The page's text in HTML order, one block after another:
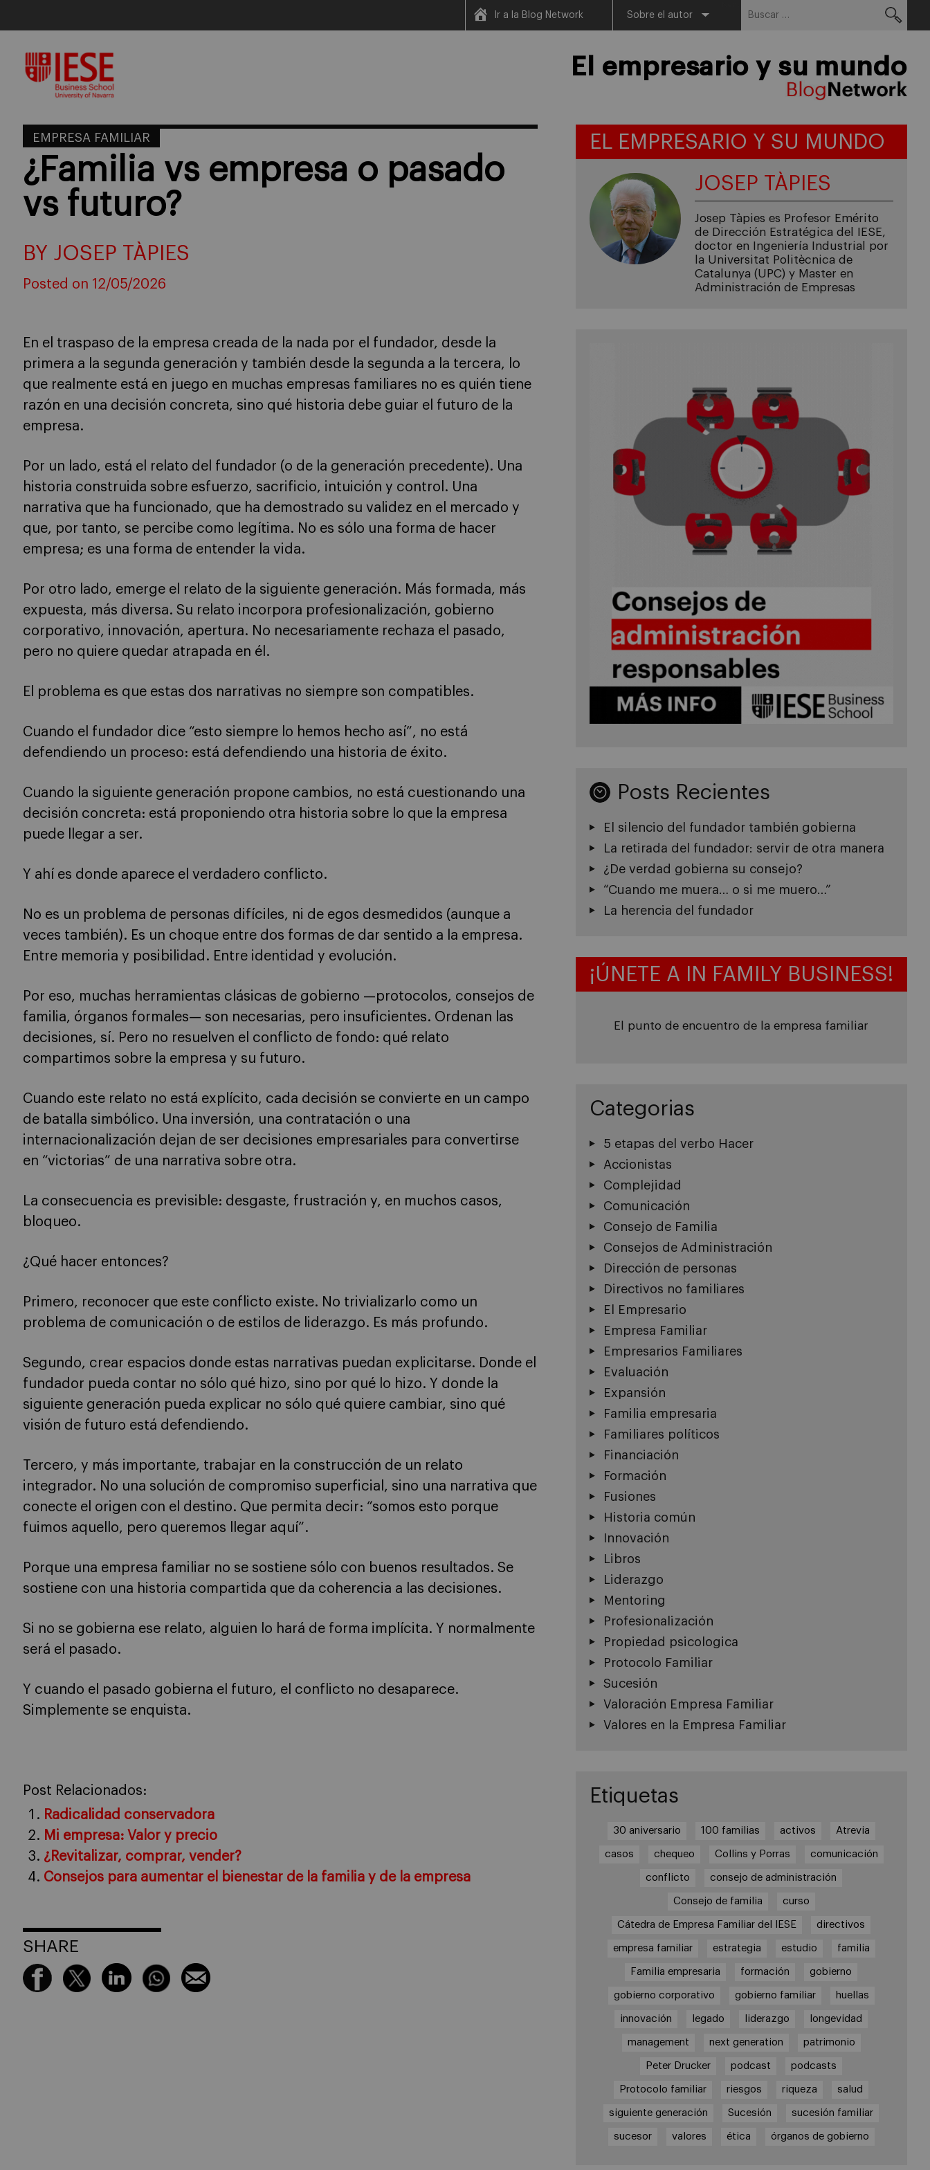
content
Ir a la Blog Network Sobre el autor
El empresario y su mundo
EMPRESA FAMILIAR
¿Familia vs empresa o pasado
vs futuro?
BY JOSEP TÀPIES
Posted on 12/05/2026
En el traspaso de la empresa creada de la nada por el fundador, desde la
primera a la segunda generación y también desde la segunda a la tercera, lo
que realmente está en juego en muchas empresas familiares no es quién tiene
razón en una decisión concreta, sino qué historia debe guiar el futuro de la
empresa.
Por un lado, está el relato del fundador (o de la generación precedente). Una
historia construida sobre esfuerzo, sacrificio, intuición y control. Una
narrativa que ha funcionado, que ha demostrado su validez en el mercado y
que, por tanto, se percibe como legítima. No es sólo una forma de hacer
empresa; es una forma de entender la vida.
Por otro lado, emerge el relato de la siguiente generación. Más formada, más
expuesta, más diversa. Su relato incorpora profesionalización, gobierno
corporativo, innovación, apertura. No necesariamente rechaza el pasado,
pero no quiere quedar atrapada en él.
El problema es que estas dos narrativas no siempre son compatibles.
Cuando el fundador dice “esto siempre lo hemos hecho así”, no está
defendiendo un proceso: está defendiendo una historia de éxito.
Cuando la siguiente generación propone cambios, no está cuestionando una
decisión concreta: está proponiendo otra historia sobre lo que la empresa
puede llegar a ser.
Y ahí es donde aparece el verdadero conflicto.
No es un problema de personas difíciles, ni de egos desmedidos (aunque a
veces también). Es un choque entre dos formas de dar sentido a la empresa.
Entre memoria y posibilidad. Entre identidad y evolución.
Por eso, muchas herramientas clásicas de gobierno —protocolos, consejos de
familia, órganos formales— son necesarias, pero insuficientes. Ordenan las
decisiones, sí. Pero no resuelven el conflicto de fondo: qué relato
compartimos sobre la empresa y su futuro.
Cuando este relato no está explícito, cada decisión se convierte en un campo
de batalla simbólico. Una inversión, una contratación o una
internacionalización dejan de ser decisiones empresariales para convertirse
en “victorias” de una narrativa sobre otra.
La consecuencia es previsible: desgaste, frustración y, en muchos casos,
bloqueo.
¿Qué hacer entonces?
Primero, reconocer que este conflicto existe. No trivializarlo como un
problema de comunicación o de estilos de liderazgo. Es más profundo.
Segundo, crear espacios donde estas narrativas puedan explicitarse. Donde el
fundador pueda contar no sólo qué hizo, sino por qué lo hizo. Y donde la
siguiente generación pueda explicar no sólo qué quiere cambiar, sino qué
visión de futuro está defendiendo.
Tercero, y más importante, trabajar en la construcción de un relato
integrador. No una solución de compromiso superficial, sino una narrativa que
conecte el origen con el destino. Que permita decir: “somos esto porque
fuimos aquello, pero queremos llegar aquí”.
Porque una empresa familiar no se sostiene sólo con buenos resultados. Se
sostiene con una historia compartida que da coherencia a las decisiones.
Si no se gobierna ese relato, alguien lo hará de forma implícita. Y normalmente
será el pasado.
Y cuando el pasado gobierna el futuro, el conflicto no desaparece.
Simplemente se enquista.
Post Relacionados:
Radicalidad conservadora
Mi empresa: Valor y precio
¿Revitalizar, comprar, vender?
Consejos para aumentar el bienestar de la familia y de la empresa
SHARE
EL EMPRESARIO Y SU MUNDO
JOSEP TÀPIES
Josep Tàpies es Profesor Emérito
de Dirección Estratégica del IESE,
doctor en Ingeniería Industrial por
la Universitat Politècnica de
Catalunya (UPC) y Master en
Administración de Empresas
Posts Recientes
El silencio del fundador también gobierna
La retirada del fundador: servir de otra manera
¿De verdad gobierna su consejo?
“Cuando me muera… o si me muero…”
La herencia del fundador
¡ÚNETE A IN FAMILY BUSINESS!
El punto de encuentro de la empresa familiar
Categorias
5 etapas del verbo Hacer
Accionistas
Complejidad
Comunicación
Consejo de Familia
Consejos de Administración
Dirección de personas
Directivos no familiares
El Empresario
Empresa Familiar
Empresarios Familiares
Evaluación
Expansión
Familia empresaria
Familiares políticos
Financiación
Formación
Fusiones
Historia común
Innovación
Libros
Liderazgo
Mentoring
Profesionalización
Propiedad psicologica
Protocolo Familiar
Sucesión
Valoración Empresa Familiar
Valores en la Empresa Familiar
Etiquetas
30 aniversario 100 familias activos Atrevia
casos chequeo Collins y Porras comunicación
conflicto consejo de administración
Consejo de familia curso
Cátedra de Empresa Familiar del IESE directivos
empresa familiar estrategia estudio familia
Familia empresaria formación gobierno
gobierno corporativo gobierno familiar huellas
innovación legado liderazgo longevidad
management next generation patrimonio
Peter Drucker podcast podcasts
Protocolo familiar riesgos riqueza salud
siguiente generación Sucesión sucesión familiar
sucesor valores ética órganos de gobierno